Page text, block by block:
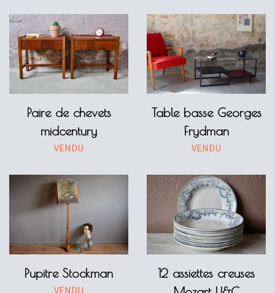
Paire de chevets
midcentury
VENDU
Table basse Georges
Frydman
VENDU
Pupitre Stockman
VENDU
12 assiettes creuses